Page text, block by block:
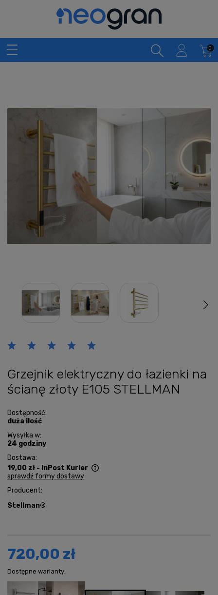
Grzejnik elektryczny do łazienki na
ścianę złoty E105 STELLMAN
Dostępność:
duża ilość
Wysyłka w:
24 godziny
Dostawa:
19,00 zł - InPost Kurier
Cena nie zawiera ewentualnych kosztów płatności
sprawdź formy dostawy
Producent:
Stellman®
720,00 zł
Dostępne warianty: